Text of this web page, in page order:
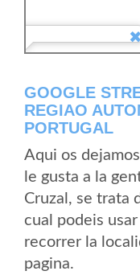
GOOGLE
REGIAO
PORTUGAL
Aqui os
le gusta a la
Cruzal, se trata
cual podeis
recorrer la
pagina.